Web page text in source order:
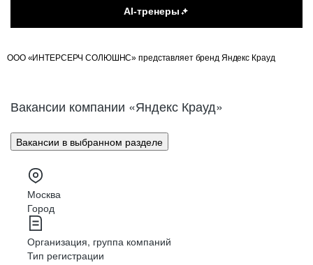
AI-тренеры
ООО «ИНТЕРСЕРЧ СОЛЮШНС» представляет бренд Яндекс Крауд
Вакансии компании «Яндекс Крауд»
Вакансии в выбранном разделе
Москва
Город
Организация, группа компаний
Тип регистрации